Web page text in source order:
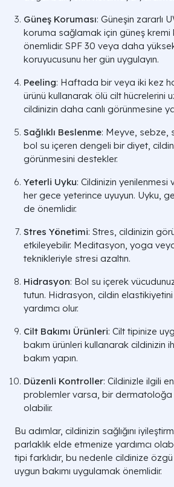
Güneş Koruması: Güneşin zararlı
koruma sağlamak için güneş kremi
önemlidir. SPF 30 veya daha
koruyucusunu her gün uygulayın.
Peeling: Haftada bir veya iki kez
ürünü kullanarak ölü cilt hücrelerini
cildinizin daha canlı görünmesine
Sağlıklı Beslenme: Meyve, sebze,
bol su içeren dengeli bir diyet,
görünmesini destekler.
Yeterli Uyku: Cildinizin yenilenmesi
her gece yeterince uyuyun. Uyku,
de önemlidir.
Stres Yönetimi: Stres, cildinizin
etkileyebilir. Meditasyon, yoga
teknikleriyle stresi azaltın.
Hidrasyon: Bol su içerek
tutun. Hidrasyon, cildin
yardımcı olur.
Cilt Bakımı Ürünleri: Cilt tipinize
bakım ürünleri kullanarak cildinizin
bakım yapın.
Düzenli Kontroller: Cildinizle ilgili
problemler varsa, bir dermatoloğa
olabilir.
Bu adımlar, cildinizin sağlığını
parlaklık elde etmenize yardımcı
tipi farklıdır, bu nedenle cildinize
uygun bakımı uygulamak önemlidir.